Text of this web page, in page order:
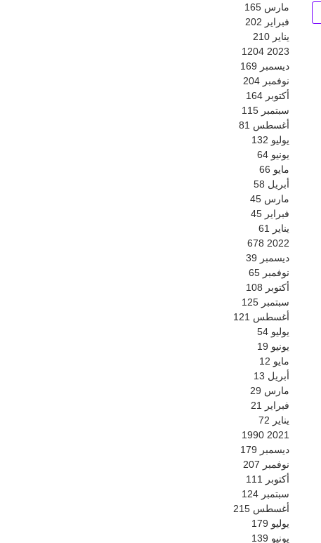
مارس 165
فبراير 202
يناير 210
2023
1204
ديسمبر 169
نوفمبر 204
أكتوبر 164
سبتمبر 115
أغسطس 81
يوليو 132
يونيو 64
مايو 66
أبريل 58
مارس 45
فبراير 45
يناير
61
2022
678
ديسمبر 39
نوفمبر 65
أكتوبر 108
سبتمبر 125
أغسطس 121
يوليو 54
يونيو 19
مايو 12
أبريل 13
مارس 29
فبراير
21
يناير 72
2021
1990
ديسمبر 179
نوفمبر 207
أكتوبر
111
سبتمبر 124
أغسطس 215
يوليو 179
يونيو 139